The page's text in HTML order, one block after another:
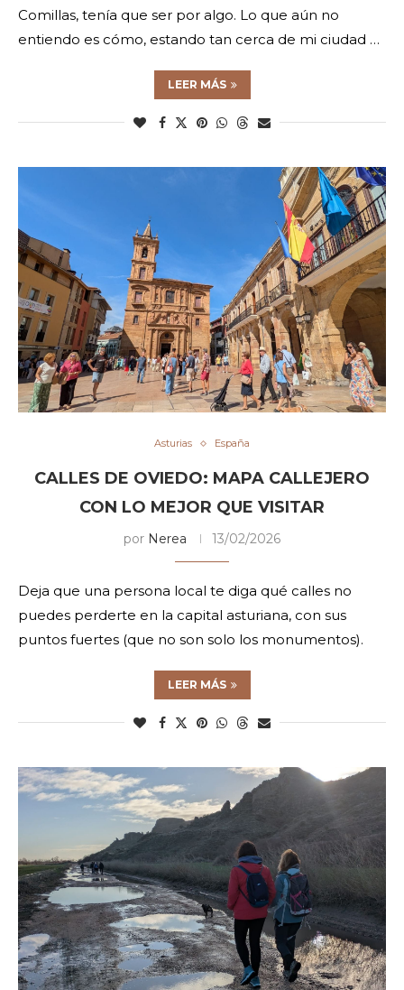
Comillas, tenía que ser por algo. Lo que aún no
entiendo es cómo, estando tan cerca de mi ciudad …
LEER MÁS
Asturias España
CALLES DE OVIEDO: MAPA CALLEJERO
CON LO MEJOR QUE VISITAR
por Nerea 13/02/2026
Deja que una persona local te diga qué calles no
puedes perderte en la capital asturiana, con sus
puntos fuertes (que no son solo los monumentos).
LEER MÁS